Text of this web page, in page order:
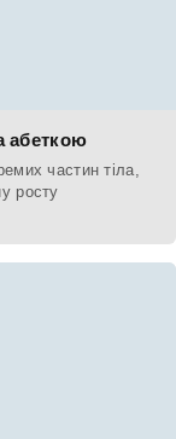
абеткою
частин тіла,
росту